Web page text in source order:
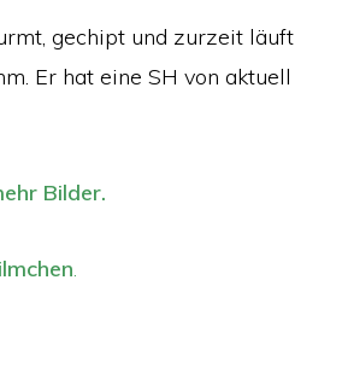
gechipt und zurzeit läuft
Er hat eine SH von aktuell
Bilder.